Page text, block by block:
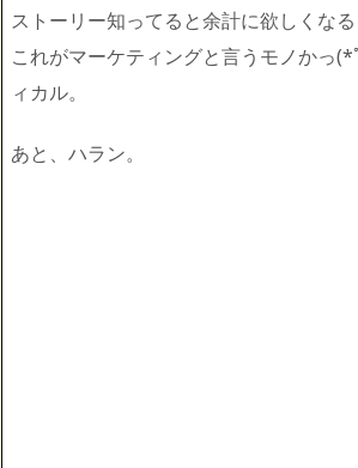
ストーリー知ってると余計に欲しくなる
これがマーケティングと言うモノかっ
ィカル。
あと、ハラン。